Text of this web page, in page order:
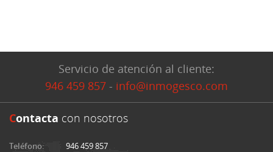
Servicio de atención al cliente:
946 459 857 - info@inmogesco.com
Contacta con nosotros
Teléfono:
946 459 857